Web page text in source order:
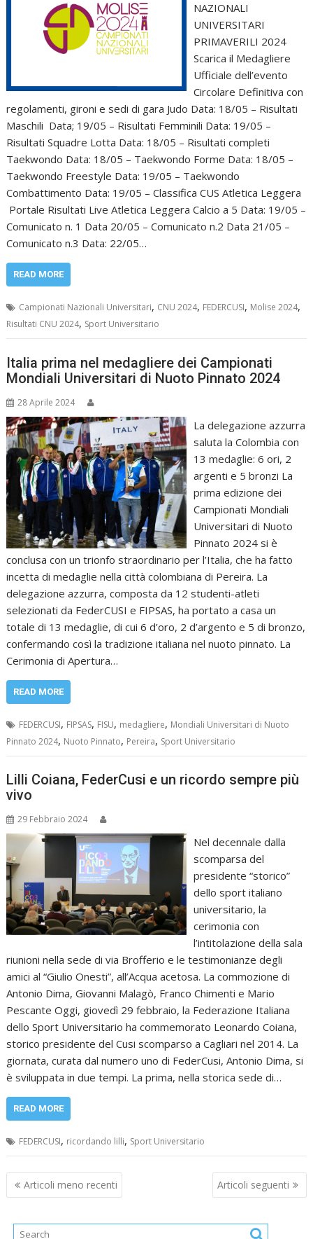
NAZIONALI
UNIVERSITARI
PRIMAVERILI 2024
Scarica il Medagliere
Ufficiale dell’evento
Circolare Definitiva con
regolamenti, gironi e sedi di gara Judo Data: 18/05 – Risultati
Maschili Data; 19/05 – Risultati Femminili Data: 19/05 –
Risultati Squadre Lotta Data: 18/05 – Risultati completi
Taekwondo Data: 18/05 – Taekwondo Forme Data: 18/05 –
Taekwondo Freestyle Data: 19/05 – Taekwondo
Combattimento Data: 19/05 – Classifica CUS Atletica Leggera
Portale Risultati Live Atletica Leggera Calcio a 5 Data: 19/05 –
Comunicato n. 1 Data 20/05 – Comunicato n.2 Data 21/05 –
Comunicato n.3 Data: 22/05…
READ MORE
Campionati Nazionali Universitari, CNU 2024, FEDERCUSI, Molise 2024,
Risultati CNU 2024, Sport Universitario
Italia prima nel medagliere dei Campionati
Mondiali Universitari di Nuoto Pinnato 2024
28 Aprile 2024
La delegazione azzurra
saluta la Colombia con
13 medaglie: 6 ori, 2
argenti e 5 bronzi La
prima edizione dei
Campionati Mondiali
Universitari di Nuoto
Pinnato 2024 si è
conclusa con un trionfo straordinario per l’Italia, che ha fatto
incetta di medaglie nella città colombiana di Pereira. La
delegazione azzurra, composta da 12 studenti-atleti
selezionati da FederCUSI e FIPSAS, ha portato a casa un
totale di 13 medaglie, di cui 6 d’oro, 2 d’argento e 5 di bronzo,
confermando così la tradizione italiana nel nuoto pinnato. La
Cerimonia di Apertura…
READ MORE
FEDERCUSI, FIPSAS, FISU, medagliere, Mondiali Universitari di Nuoto
Pinnato 2024, Nuoto Pinnato, Pereira, Sport Universitario
Lilli Coiana, FederCusi e un ricordo sempre più
vivo
29 Febbraio 2024
Nel decennale dalla
scomparsa del
presidente “storico”
dello sport italiano
universitario, la
cerimonia con
l’intitolazione della sala
riunioni nella sede di via Brofferio e le testimonianze degli
amici al “Giulio Onesti”, all’Acqua acetosa. La commozione di
Antonio Dima, Giovanni Malagò, Franco Chimenti e Mario
Pescante Oggi, giovedì 29 febbraio, la Federazione Italiana
dello Sport Universitario ha commemorato Leonardo Coiana,
storico presidente del Cusi scomparso a Cagliari nel 2014. La
giornata, curata dal numero uno di FederCusi, Antonio Dima, si
è sviluppata in due tempi. La prima, nella storica sede di…
READ MORE
FEDERCUSI, ricordando lilli, Sport Universitario
Navigazione
articoli
Articoli meno recenti Articoli seguenti